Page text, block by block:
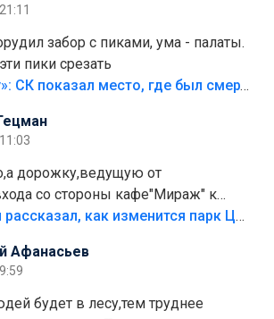
забор с пиками, ума - палаты.
пики срезать
«Попал на пику»: СК показал место, где был смертельно травмирован ребенок в Тольятти
дорожку,ведущую от
со стороны кафе"Мираж" к
доделать?А то бордюры
испортилась.Да еще,видимо,часть
Глава Тольятти рассказал, как изменится парк Центрального района
Афанасьев
будет в лесу,тем труднее